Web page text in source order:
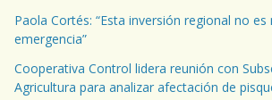
Paola Cortés: “Esta inversión regional no
emergencia”
Cooperativa Control lidera reunión con
Agricultura para analizar afectación de